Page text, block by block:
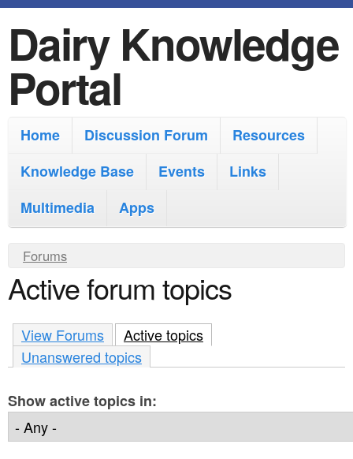
k
i
p
t
o
n
c
o
n
n
Dairy Knowledge
Portal
M
n
u
Home Discussion Forum
Resources
Knowledge Base
Events
Links
Multimedia
Apps
Y
o
u
a
r
h
e
Forums
Active forum topics
View Forums Active topics
Unanswered topics
Show active topics in: